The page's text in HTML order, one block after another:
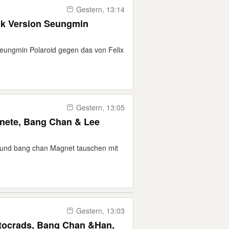
Gestern, 13:14
Polaroid gegen das von Felix
Gestern, 13:05
Bang Chan & Lee
bang chan Magnet tauschen mit
Gestern, 13:03
Bang Chan &Han,